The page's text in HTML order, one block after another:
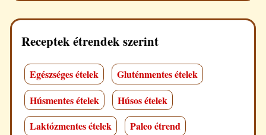
Receptek étrendek szerint
Egészséges ételek
Gluténmentes ételek
Húsmentes ételek
Húsos ételek
Laktózmentes ételek
Paleo étrend